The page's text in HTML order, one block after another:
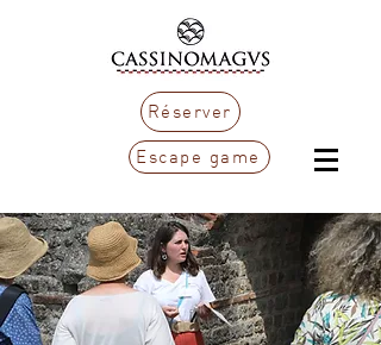
Réserver
Escape game